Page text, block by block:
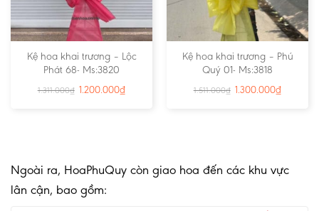
Kệ hoa khai trương – Lộc
Phát 68- Ms:3820
1.311.000₫ 1.200.000₫
Kệ hoa khai trương – Phú
Quý 01- Ms:3818
1.511.000₫ 1.300.000₫
Ngoài ra, HoaPhuQuy còn giao hoa đến các khu vực
lân cận, bao gồm: